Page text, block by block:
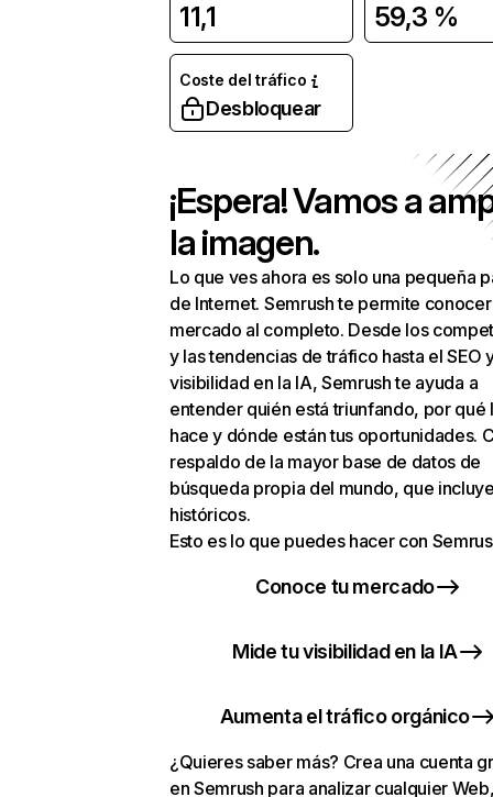
11,1 59,3 %
Coste del tráfico
Desbloquear
¡Espera! Vamos a
la imagen.
Lo que ves ahora es solo una pequeña
de Internet. Semrush te permite
mercado al completo. Desde los
y las tendencias de tráfico hasta el SEO
visibilidad en la IA, Semrush te ayuda a
entender quién está triunfando, por qué
hace y dónde están tus oportunidades.
respaldo de la mayor base de datos de
búsqueda propia del mundo, que
históricos.
Esto es lo que puedes hacer con
Conoce tu mercado
Mide tu visibilidad en la IA
Aumenta el tráfico orgánico
¿Quieres saber más? Crea una cuenta
en Semrush para analizar cualquier